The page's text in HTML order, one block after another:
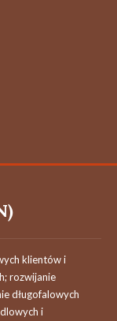
klientów i
rozwijanie
długofalowych
i